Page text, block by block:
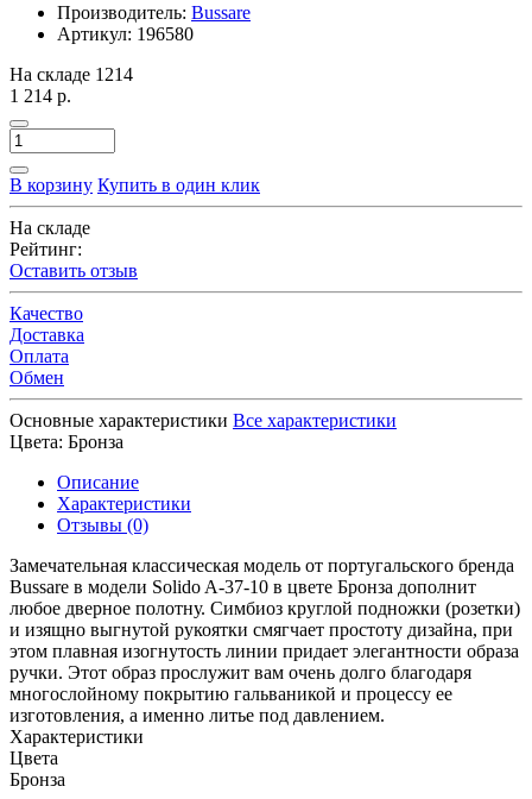
Производитель: Bussare
Артикул: 196580
На складе 1214
1 214 р.
В корзину Купить в один клик
На складе
Рейтинг:
Оставить отзыв
Качество
Доставка
Оплата
Обмен
Основные характеристики Все характеристики
Цвета: Бронза
Описание
Характеристики
Отзывы (0)
Замечательная классическая модель от португальского бренда
Bussare в модели Solido A-37-10 в цвете Бронза дополнит
любое дверное полотну. Симбиоз круглой подножки (розетки)
и изящно выгнутой рукоятки смягчает простоту дизайна, при
этом плавная изогнутость линии придает элегантности образа
ручки. Этот образ прослужит вам очень долго благодаря
многослойному покрытию гальваникой и процессу ее
изготовления, а именно литье под давлением.
Характеристики
Цвета
Бронза